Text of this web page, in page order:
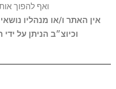
ואף להפוך
אין האתר ו/או מנהליו
וכיוצ״ב הניתן על